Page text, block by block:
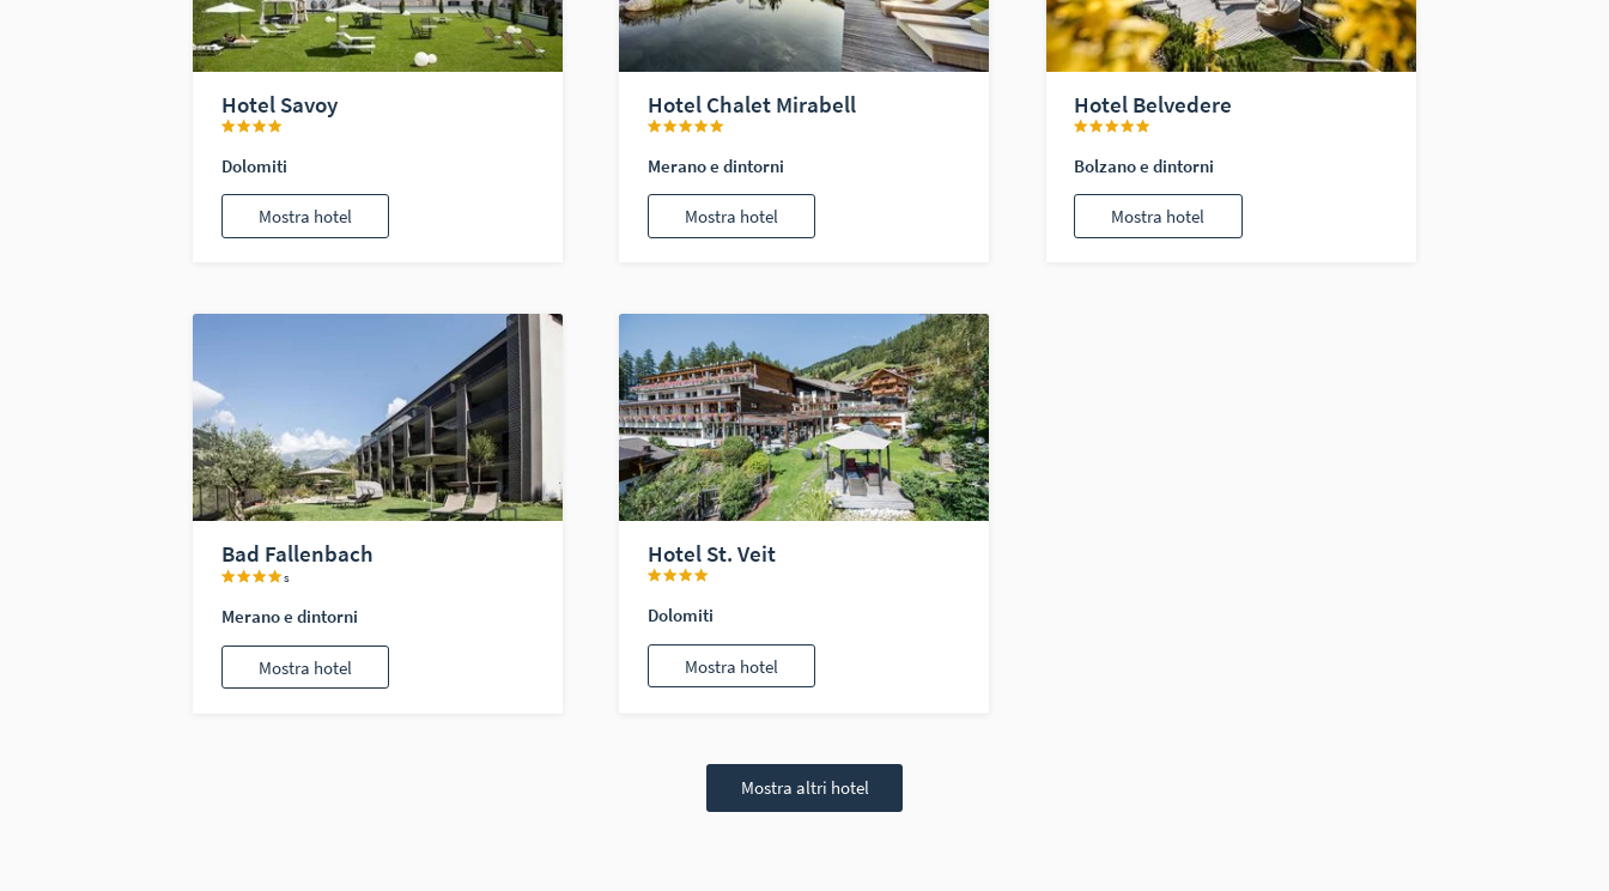
Hotel Savoy
Dolomiti
Mostra hotel
Hotel Chalet Mirabell
Merano e dintorni
Mostra hotel
Hotel Belvedere
Bolzano e dintorni
Mostra hotel
Bad Fallenbach
s
Merano e dintorni
Mostra hotel
Hotel St. Veit
Dolomiti
Mostra hotel
Mostra altri hotel